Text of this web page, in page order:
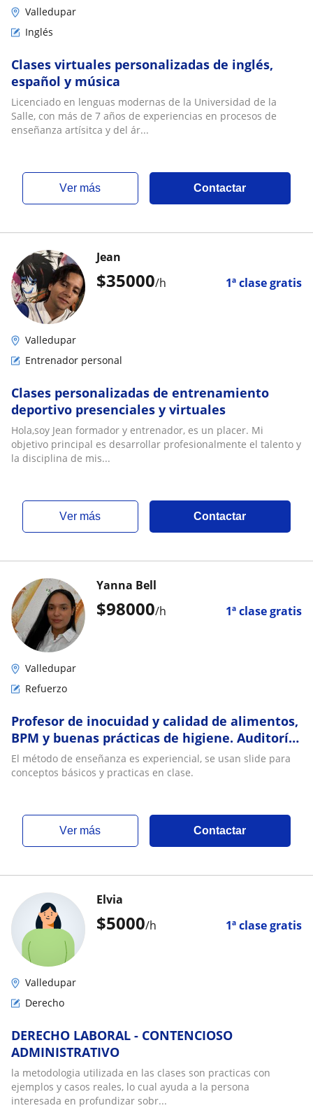
Valledupar
Inglés
Clases virtuales personalizadas de inglés,
español y música
Licenciado en lenguas modernas de la Universidad de la
Salle, con más de 7 años de experiencias en procesos de
enseñanza artísitca y del ár...
ver más Contactar
$35000/h 1ª clase gratis
Jean
Valledupar
Entrenador personal
Clases personalizadas de entrenamiento
deportivo presenciales y virtuales
Hola,soy Jean formador y entrenador, es un placer. Mi
objetivo principal es desarrollar profesionalmente el talento y
la disciplina de mis...
ver más Contactar
$98000/h 1ª clase gratis
Yanna Bell
Valledupar
Refuerzo
Profesor de inocuidad y calidad de alimentos,
BPM y buenas prácticas de higiene. Auditoría
y manejo de formatos de inspección sanitaria
El método de enseñanza es experiencial, se usan slide para
conceptos básicos y practicas en clase.
ver más Contactar
$5000/h 1ª clase gratis
Elvia
Valledupar
Derecho
DERECHO LABORAL - CONTENCIOSO
ADMINISTRATIVO
la metodologia utilizada en las clases son practicas con
ejemplos y casos reales, lo cual ayuda a la persona
interesada en profundizar sobr...